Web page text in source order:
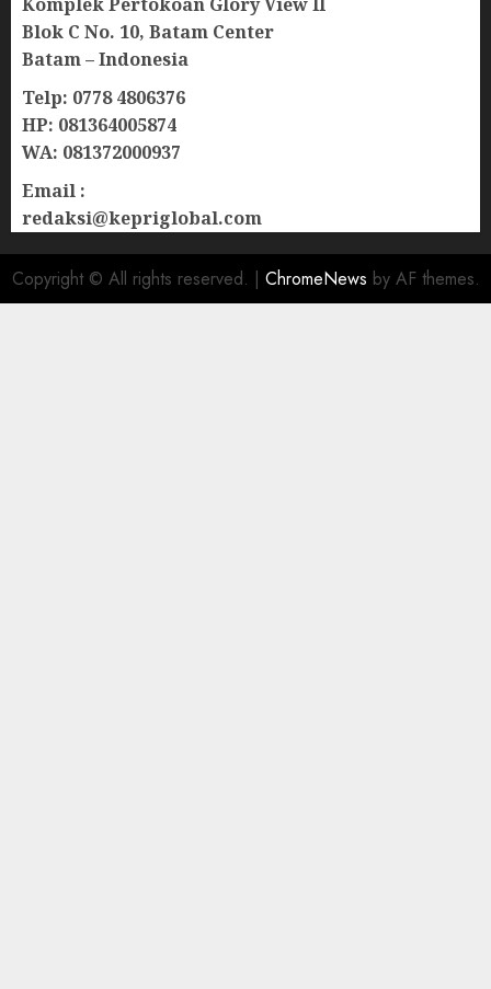
Blok C No. 10, Batam Center
Batam – Indonesia
Telp: 0778 4806376
HP: 081364005874
WA: 081372000937
Email :
redaksi@kepriglobal.com
Copyright © All rights reserved. | ChromeNews by AF themes.